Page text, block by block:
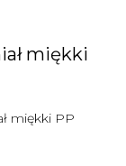
miękki
miękki PP